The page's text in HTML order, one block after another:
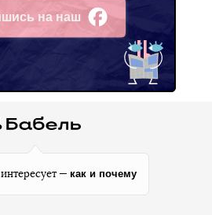
на наш
— как и почему